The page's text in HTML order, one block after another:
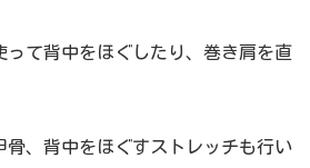
って背中をほぐしたり、巻き肩を直
骨、背中をほぐすストレッチも行い